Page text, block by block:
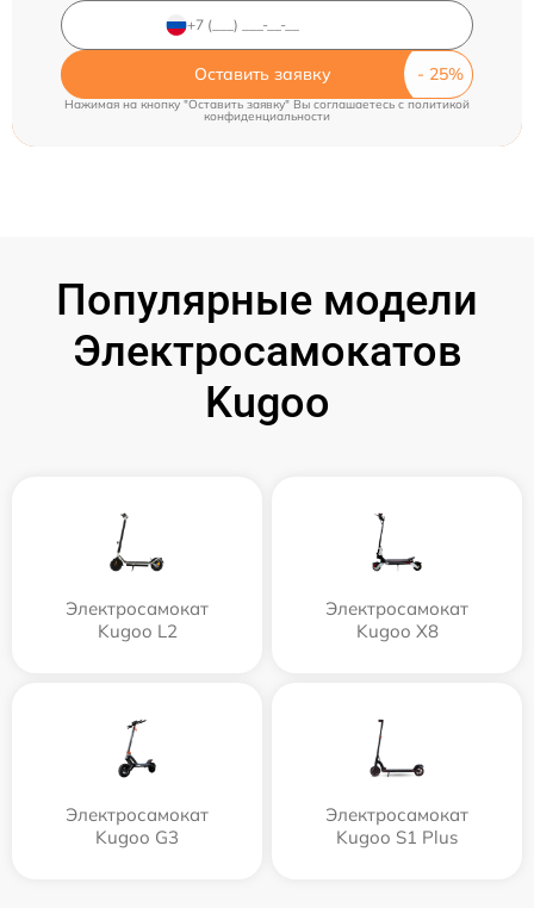
Оставить заявку
Нажимая на кнопку "Оставить заявку" Вы соглашаетесь cполитикой
конфиденциальности
Популярные модели
Электросамокатов
Kugoo
Электросамокат
Kugoo L2
Электросамокат
Kugoo X8
Электросамокат
Kugoo G3
Электросамокат
Kugoo S1 Plus